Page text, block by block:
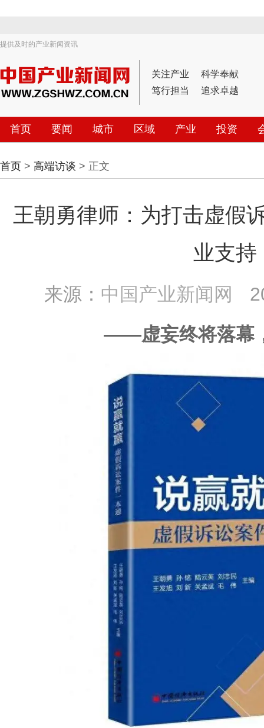
提供及时的产业新闻资讯
关注产业
科学奉献
笃行担当
追求卓越
首页 要闻 城市 区域 产业 投资
首页 > 高端访谈 > 正文
王朝勇律师：为打击虚假
业支持
来源： 中国产业新闻网
——虚妄终将落幕